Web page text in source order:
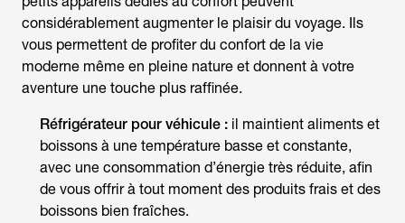
considérablement augmenter le plaisir du voyage. Ils
vous permettent de profiter du confort de la vie
moderne même en pleine nature et donnent à votre
aventure une touche plus raffinée.
Réfrigérateur pour véhicule : il maintient aliments et
boissons à une température basse et constante,
avec une consommation d’énergie très réduite, afin
de vous offrir à tout moment des produits frais et des
boissons bien fraîches.